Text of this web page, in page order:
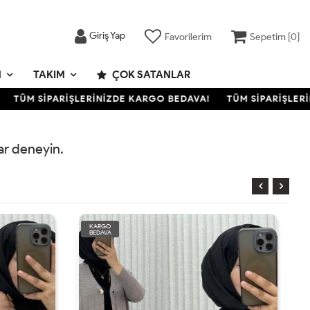
Giriş Yap Favorilerim Sepetim [0]
TAKIM ÇOK SATANLAR
TÜM SİPARİŞLERİNİZDE KARGO BEDAVA! TÜM
deneyin.
KARGO
BEDAVA